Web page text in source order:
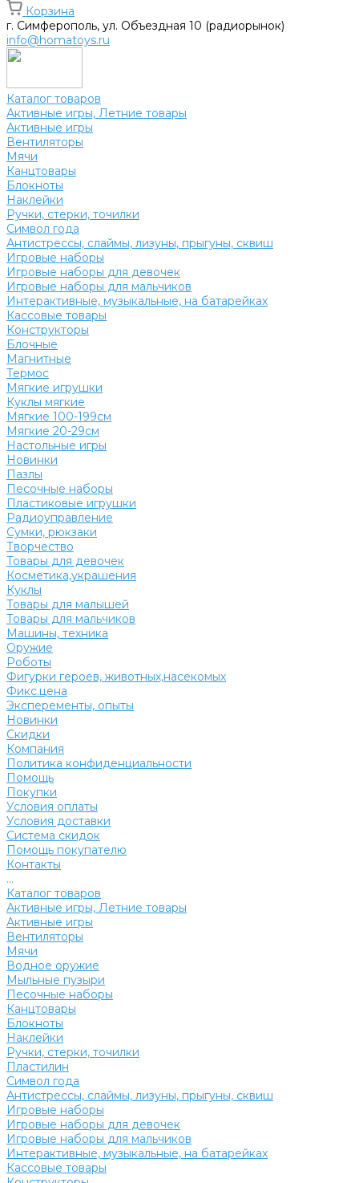
Корзина
г. Симферополь, ул. Объездная 10 (радиорынок)
info@homatoys.ru
Каталог товаров
Активные игры, Летние товары
Активные игры
Вентиляторы
Мячи
Канцтовары
Блокноты
Наклейки
Ручки, стерки, точилки
Символ года
Антистрессы, слаймы, лизуны, прыгуны, сквиш
Игровые наборы
Игровые наборы для девочек
Игровые наборы для мальчиков
Интерактивные, музыкальные, на батарейках
Кассовые товары
Конструкторы
Блочные
Магнитные
Термос
Мягкие игрушки
Куклы мягкие
Мягкие 100-199см
Мягкие 20-29см
Настольные игры
Новинки
Пазлы
Песочные наборы
Пластиковые игрушки
Радиоуправление
Сумки, рюкзаки
Творчество
Товары для девочек
Косметика,украшения
Куклы
Товары для малышей
Товары для мальчиков
Машины, техника
Оружие
Роботы
Фигурки героев, животных,насекомых
Фикс.цена
Эксперементы, опыты
Новинки
Скидки
Компания
Политика конфиденциальности
Помощь
Покупки
Условия оплаты
Условия доставки
Система скидок
Помощь покупателю
Контакты
...
Каталог товаров
Активные игры, Летние товары
Активные игры
Вентиляторы
Мячи
Водное оружие
Мыльные пузыри
Песочные наборы
Канцтовары
Блокноты
Наклейки
Ручки, стерки, точилки
Пластилин
Символ года
Антистрессы, слаймы, лизуны, прыгуны, сквиш
Игровые наборы
Игровые наборы для девочек
Игровые наборы для мальчиков
Интерактивные, музыкальные, на батарейках
Кассовые товары